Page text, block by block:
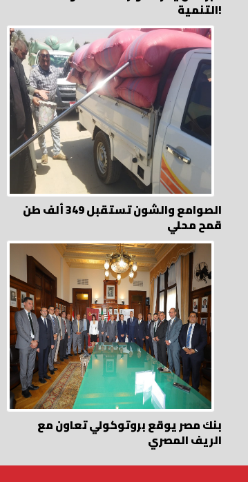
التنمية!
الصوامع والشون تستقبل 349 ألف طن
قمح محلي
بنك مصر يوقع بروتوكولي تعاون مع
الريف المصري